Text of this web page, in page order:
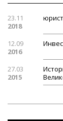
23.11
2018
юрист
12.09
2016
27.03
2015